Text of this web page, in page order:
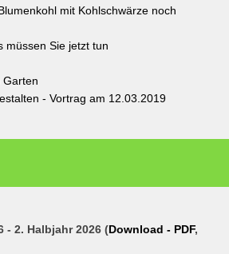
mit Kohlschwärze noch
müssen Sie jetzt tun
Garten
- Vortrag am 12.03.2019
- 2. Halbjahr 2026 (Download - PDF,